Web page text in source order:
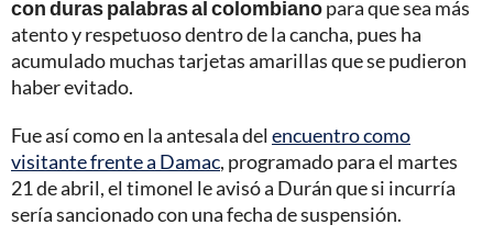
con duras palabras al colombianopara que sea más
atento y respetuoso dentro de la cancha, pues ha
acumulado muchas tarjetas amarillas que se pudieron
haber evitado.
Fue así como en la antesala del encuentro como
visitante frente a Damac, programado para el martes
21 de abril, el timonel le avisó a Durán que si incurría
sería sancionado con una fecha de suspensión.